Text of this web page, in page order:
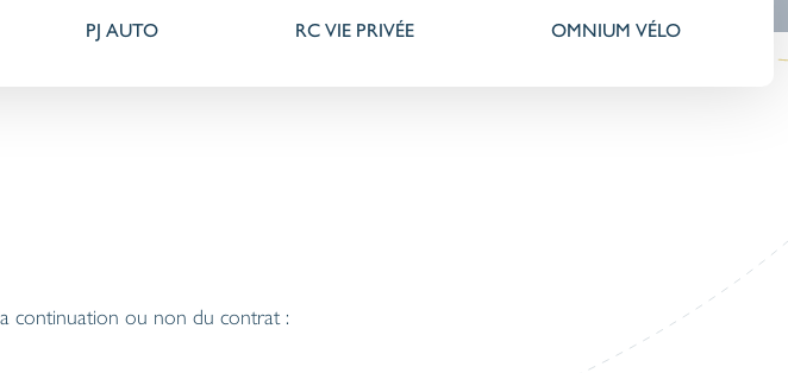
PJ AUTO RC VIE PRIVÉE OMNIUM VÉLO
continuation ou non du contrat :